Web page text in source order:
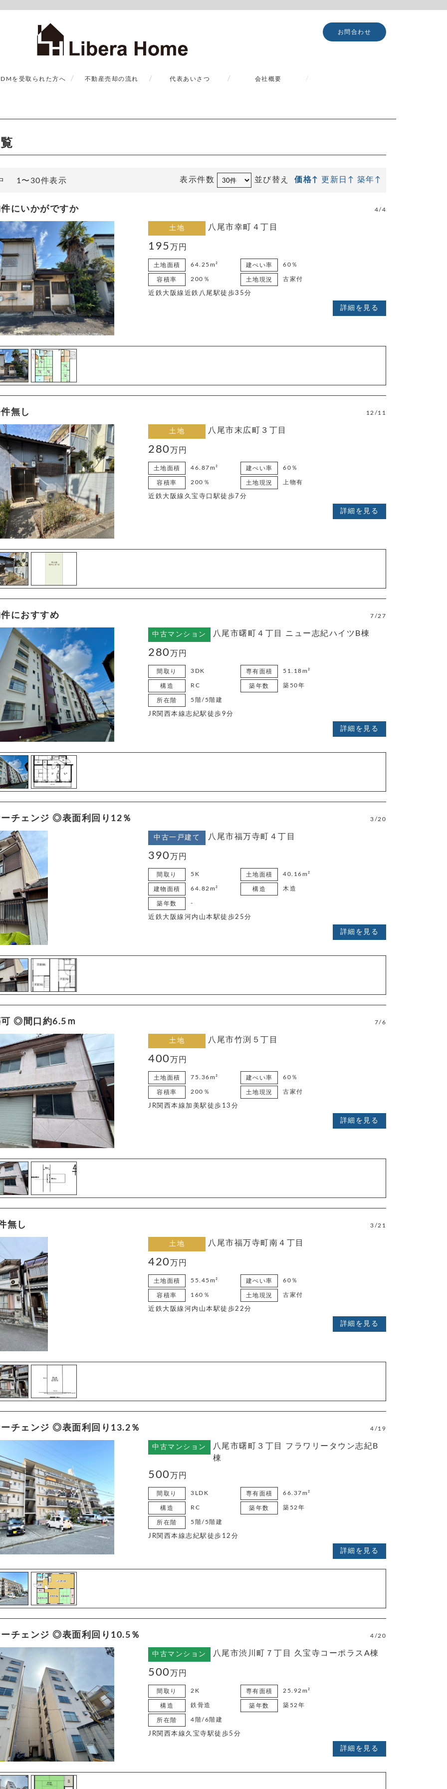
お問合わせ
DMを受取られた方へ 不動産売却の流れ 代表あいさつ 会社概要
1〜30件表示 表示件数 並び替え 価格↑ 更新日↑ 築年↑
にいかがですか 4/4
土地 八尾市幸町４丁目
195 万円
土地面積 64.25m² 建ぺい率 60％
容積率 200％ 土地現況 古家付
近鉄大阪線近鉄八尾駅徒歩35分
詳細を見る
無し 12/11
土地 八尾市末広町３丁目
280 万円
土地面積 46.87m² 建ぺい率 60％
容積率 200％ 土地現況 上物有
近鉄大阪線久宝寺口駅徒歩7分
詳細を見る
におすすめ 7/27
中古マンション 八尾市曙町４丁目 ニュー志紀ハイツB棟
280 万円
間取り 3DK 専有面積 51.18m²
構造 RC 築年数 築50年
所在階 5階/5階建
JR関西本線志紀駅徒歩9分
詳細を見る
チェンジ ◎表面利回り12％ 3/20
中古一戸建て 八尾市福万寺町４丁目
390 万円
間取り 5K 土地面積 40.16m²
建物面積 64.82m² 構造 木造
築年数 -
近鉄大阪線河内山本駅徒歩25分
詳細を見る
◎間口約6.5ｍ 7/6
土地 八尾市竹渕５丁目
400 万円
土地面積 75.36m² 建ぺい率 60％
容積率 200％ 土地現況 古家付
JR関西本線加美駅徒歩13分
詳細を見る
無し 3/21
土地 八尾市福万寺町南４丁目
420 万円
土地面積 55.45m² 建ぺい率 60％
容積率 160％ 土地現況 古家付
近鉄大阪線河内山本駅徒歩22分
詳細を見る
チェンジ ◎表面利回り13.2％ 4/19
中古マンション
八尾市曙町３丁目 フラワリータウン志紀B
棟
500 万円
間取り 3LDK 専有面積 66.37m²
構造 RC 築年数 築52年
所在階 5階/5階建
JR関西本線志紀駅徒歩12分
詳細を見る
チェンジ ◎表面利回り10.5％ 4/20
中古マンション 八尾市渋川町７丁目 久宝寺コーポラスA棟
500 万円
間取り 2K 専有面積 25.92m²
構造 鉄骨造 築年数 築52年
所在階 4階/6階建
JR関西本線久宝寺駅徒歩5分
詳細を見る